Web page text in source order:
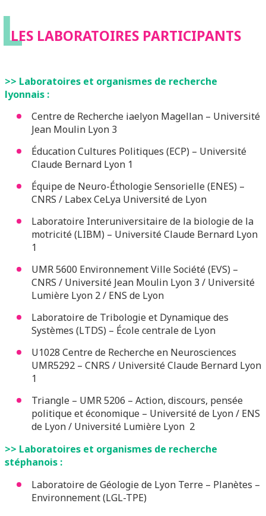
L
LES LABORATOIRES PARTICIPANTS
>> Laboratoires et organismes de recherche
lyonnais :
Centre de Recherche iaelyon Magellan – Université
Jean Moulin Lyon 3
Éducation Cultures Politiques (ECP) – Université
Claude Bernard Lyon 1
Équipe de Neuro-Éthologie Sensorielle (ENES) –
CNRS / Labex CeLya Université de Lyon
Laboratoire Interuniversitaire de la biologie de la
motricité (LIBM) – Université Claude Bernard Lyon
1
UMR 5600 Environnement Ville Société (EVS) –
CNRS / Université Jean Moulin Lyon 3 / Université
Lumière Lyon 2 / ENS de Lyon
Laboratoire de Tribologie et Dynamique des
Systèmes (LTDS) – École centrale de Lyon
U1028 Centre de Recherche en Neurosciences
UMR5292 – CNRS / Université Claude Bernard Lyon
1
Triangle – UMR 5206 – Action, discours, pensée
politique et économique – Université de Lyon / ENS
de Lyon / Université Lumière Lyon 2
>> Laboratoires et organismes de recherche
stéphanois :
Laboratoire de Géologie de Lyon Terre – Planètes –
Environnement (LGL-TPE)